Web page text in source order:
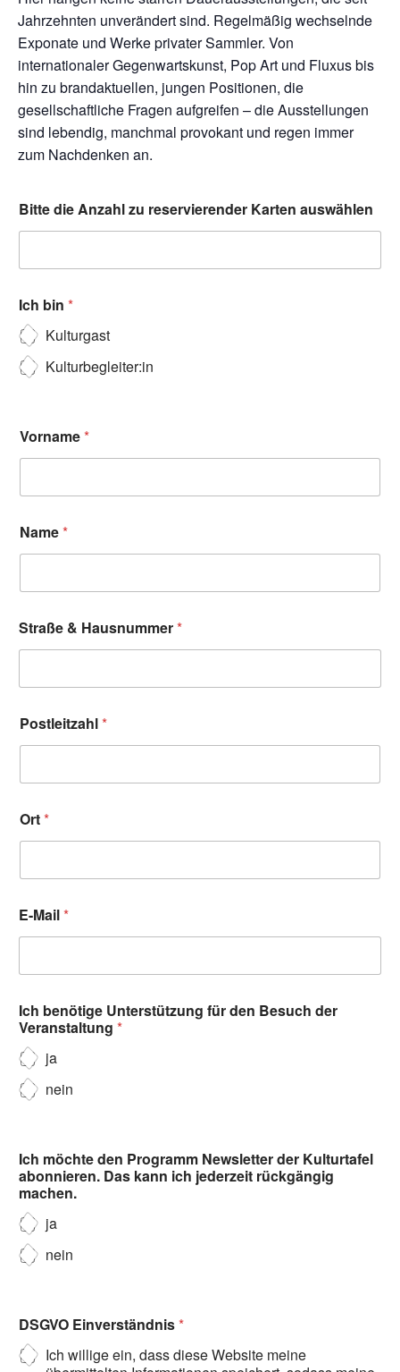
Jahrzehnten unverändert sind. Regelmäßig wechselnde
Exponate und Werke privater Sammler. Von
internationaler Gegenwartskunst, Pop Art und Fluxus bis
hin zu brandaktuellen, jungen Positionen, die
gesellschaftliche Fragen aufgreifen – die Ausstellungen
sind lebendig, manchmal provokant und regen immer
zum Nachdenken an.
Bitte die Anzahl zu reservierender Karten auswählen
Ich bin *
Kulturgast
Kulturbegleiter:in
Vorname*
Name*
Straße & Hausnummer*
Postleitzahl*
Ort*
E-Mail*
Ich benötige Unterstützung für den Besuch der
Veranstaltung *
ja
nein
Ich möchte den Programm Newsletter der Kulturtafel
abonnieren. Das kann ich jederzeit rückgängig
machen.
ja
nein
DSGVO Einverständnis*
Ich willige ein, dass diese Website meine